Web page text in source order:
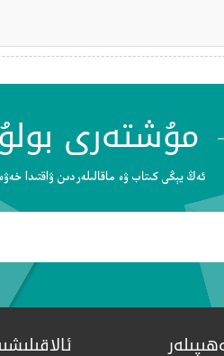
مۇشتەرى
ئەڭ يېڭى كىتاب ۋە ماقالىلەردىن ۋاقتىدا